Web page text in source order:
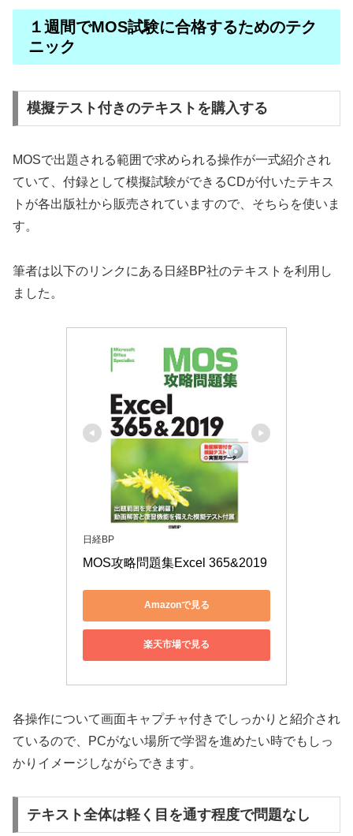
１週間でMOS試験に合格するためのテク
ニック
模擬テスト付きのテキストを購入する
MOSで出題される範囲で求められる操作が一式紹介され
ていて、付録として模擬試験ができるCDが付いたテキス
トが各出版社から販売されていますので、そちらを使いま
す。
筆者は以下のリンクにある日経BP社のテキストを利用し
ました。
日経BP
MOS攻略問題集Excel 365&2019
Amazonで見る
楽天市場で見る
各操作について画面キャプチャ付きでしっかりと紹介され
ているので、PCがない場所で学習を進めたい時でもしっ
かりイメージしながらできます。
テキスト全体は軽く目を通す程度で問題なし